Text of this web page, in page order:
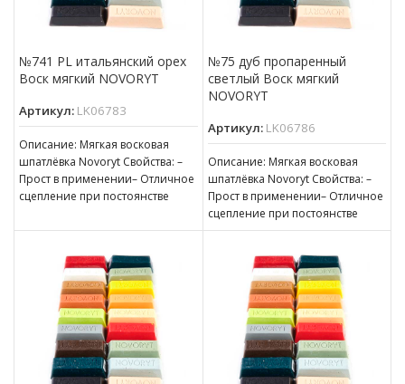
№741 PL итальянский орех
Воск мягкий NOVORYT
Артикул: LK06783
Описание: Мягкая восковая
шпатлёвка Novoryt Свойства: –
Прост в применении– Отличное
сцепление при постоянстве
нанесению– Пригоден для
№75 дуб пропаренный
светлый Воск мягкий
NOVORYT
Артикул: LK06786
Описание: Мягкая восковая
шпатлёвка Novoryt Свойства: –
Прост в применении– Отличное
сцепление при постоянстве
консистенции– Готов к